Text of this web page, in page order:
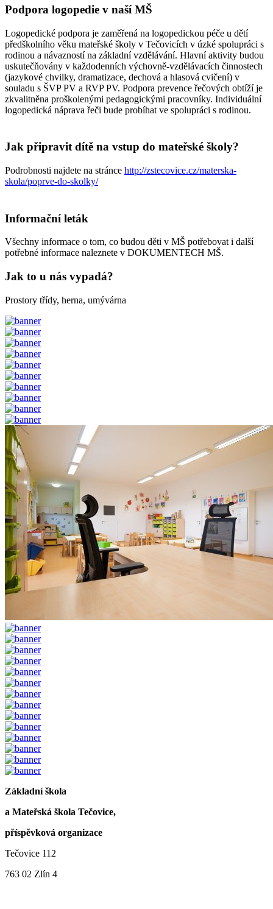
Podpora logopedie v naší MŠ
Logopedické podpora je zaměřená na logopedickou péče u dětí
předškolního věku mateřské školy v Tečovicích v úzké spolupráci s
rodinou a návazností na základní vzdělávání. Hlavní aktivity budou
uskutečňovány v každodenních výchovně-vzdělávacích činnostech
(jazykové chvilky, dramatizace, dechová a hlasová cvičení) v
souladu s ŠVP PV a RVP PV. Podpora prevence řečových obtíží je
zkvalitněna proškolenými pedagogickými pracovníky. Individuální
logopedická náprava řeči bude probíhat ve spolupráci s rodinou.
Jak připravit dítě na vstup do mateřské školy?
Podrobnosti najdete na stránce http://zstecovice.cz/materska-
skola/poprve-do-skolky/
Informační leták
Všechny informace o tom, co budou děti v MŠ potřebovat i další
potřebné informace naleznete v DOKUMENTECH MŠ.
Jak to u nás vypadá?
Prostory třídy, herna, umývárna
Základní škola
a Mateřská škola Tečovice,
příspěvková organizace
Tečovice 112
763 02 Zlín 4